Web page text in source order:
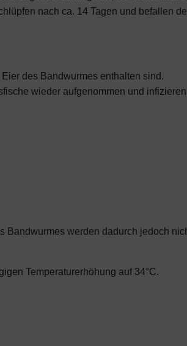
nach ca. 14 Tagen und befallen
des Bandwurmes enthalten sind.
wieder aufgenommen und
Bandwurmes werden dadurch jedoch
Temperaturerhöhung auf 34°C.